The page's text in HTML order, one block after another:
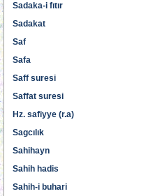
Sadaka-i fıtır
Sadakat
Saf
Safa
Saff suresi
Saffat suresi
Hz. safiyye (r.a)
Sagcılık
Sahihayn
Sahih hadis
Sahih-i buhari